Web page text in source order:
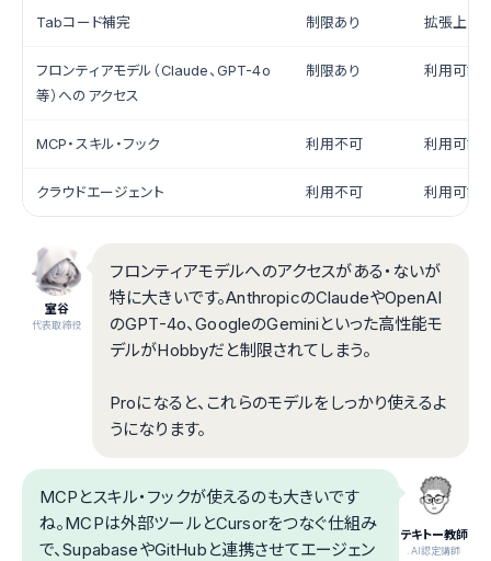
Tabコード補完 制限あり 拡張上限
フロンティアモデル（Claude、GPT-4o
等）へのアクセス
制限あり 利用可能
MCP・スキル・フック 利用不可 利用可能
クラウドエージェント 利用不可 利用可能
室谷
代表取締役
フロンティアモデルへのアクセスがある・ないが
特に大きいです。AnthropicのClaudeやOpenAI
のGPT-4o、GoogleのGeminiといった高性能モ
デルがHobbyだと制限されてしまう。
Proになると、これらのモデルをしっかり使えるよ
うになります。
テキトー教師
.AI認定講師
MCPとスキル・フックが使えるのも大きいです
ね。MCPは外部ツールとCursorをつなぐ仕組み
で、SupabaseやGitHubと連携させてエージェン